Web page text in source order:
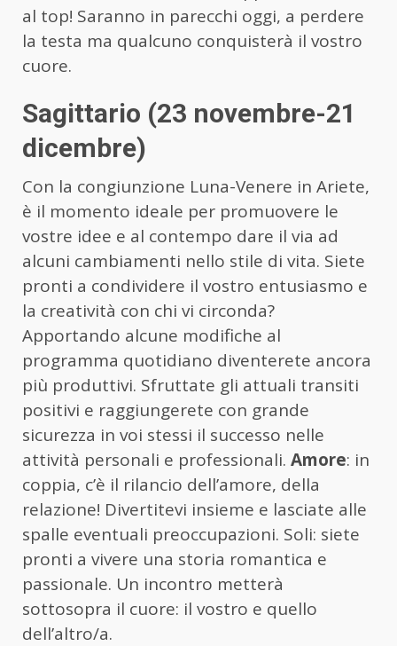
al top! Saranno in parecchi oggi, a perdere
la testa ma qualcuno conquisterà il vostro
cuore.
Sagittario (23 novembre-21
dicembre)
Con la congiunzione Luna-Venere in Ariete,
è il momento ideale per promuovere le
vostre idee e al contempo dare il via ad
alcuni cambiamenti nello stile di vita. Siete
pronti a condividere il vostro entusiasmo e
la creatività con chi vi circonda?
Apportando alcune modifiche al
programma quotidiano diventerete ancora
più produttivi. Sfruttate gli attuali transiti
positivi e raggiungerete con grande
sicurezza in voi stessi il successo nelle
attività personali e professionali. Amore: in
coppia, c’è il rilancio dell’amore, della
relazione! Divertitevi insieme e lasciate alle
spalle eventuali preoccupazioni. Soli: siete
pronti a vivere una storia romantica e
passionale. Un incontro metterà
sottosopra il cuore: il vostro e quello
dell’altro/a.